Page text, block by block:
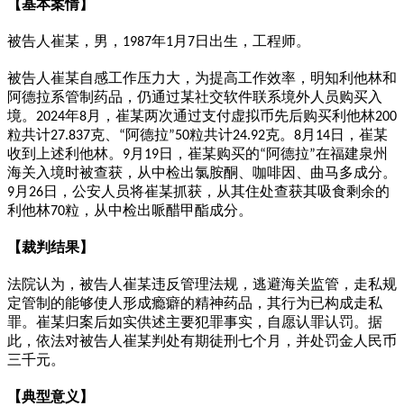
【基本案情】
被告人崔某，男， 1987年1月 7日出生，工程师。
被告人崔某自感工作压力大，为提高工作效率，明知利他林和
阿德拉系管制药品，仍通过某社交软件联系境外人员购买入
境。 2024年8月，崔某两次通过支付虚拟币先后购买利他林200
粒共计27.837克、 “阿德拉”50粒共计24.92克。 8月 14日，崔某
收到上述利他林。 9月 19日，崔某购买的“阿德拉”在福建泉州
海关入境时被查获，从中检出氯胺酮、咖啡因、曲马多成分。
9月 26日，公安人员将崔某抓获，从其住处查获其吸食剩余的
利他林70粒，从中检出哌醋甲酯成分。
【裁判结果】
法院认为，被告人崔某违反管理法规，逃避海关监管，走私规
定管制的能够使人形成瘾癖的精神药品，其行为已构成走私
罪。崔某归案后如实供述主要犯罪事实，自愿认罪认罚。据
此，依法对被告人崔某判处有期徒刑七个月，并处罚金人民币
三千元。
【典型意义】